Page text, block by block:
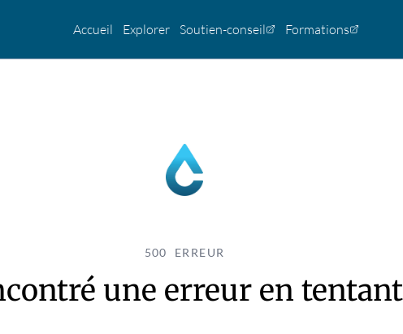
Accueil Explorer Soutien-conseil Formations
500 ERREUR
une erreur en